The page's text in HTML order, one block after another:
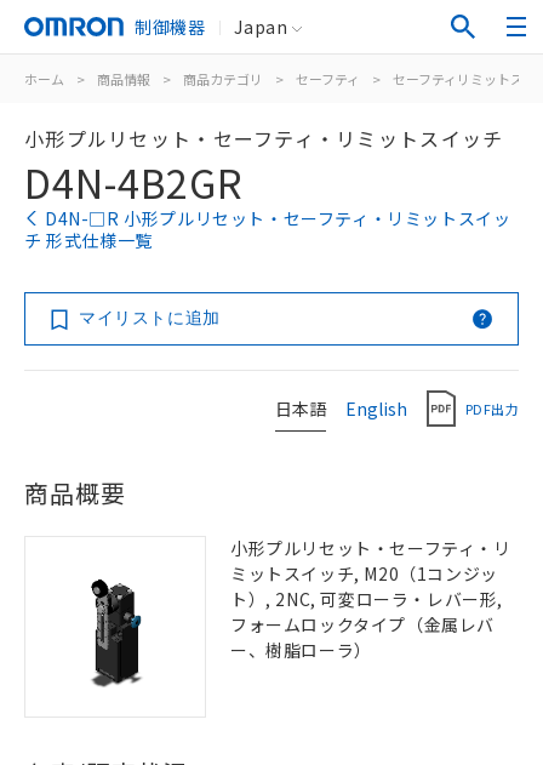
制御機器 Japan
ホーム > 商品情報 > 商品カテゴリ > セーフティ > セーフティリミットスイ
小形プルリセット・セーフティ・リミットスイッチ
D4N-4B2GR
D4N-□R 小形プルリセット・セーフティ・リミットスイッ
チ 形式仕様一覧
マイリストに追加
日本語 English PDF出力
商品概要
小形プルリセット・セーフティ・リ
ミットスイッチ, M20（1コンジッ
ト）, 2NC, 可変ローラ・レバー形,
フォームロックタイプ（金属レバ
ー、樹脂ローラ）